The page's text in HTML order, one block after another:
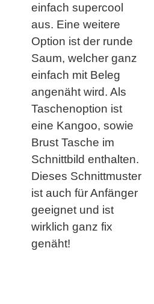
einfach supercool
aus. Eine weitere
Option ist der runde
Saum, welcher ganz
einfach mit Beleg
angenäht wird. Als
Taschenoption ist
eine Kangoo, sowie
Brust Tasche im
Schnittbild enthalten.
Dieses Schnittmuster
ist auch für Anfänger
geeignet und ist
wirklich ganz fix
genäht!